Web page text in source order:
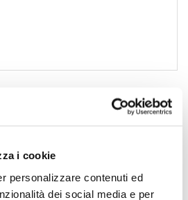
i cookie
personalizzare contenuti ed
dei social media e per
€ 813,62